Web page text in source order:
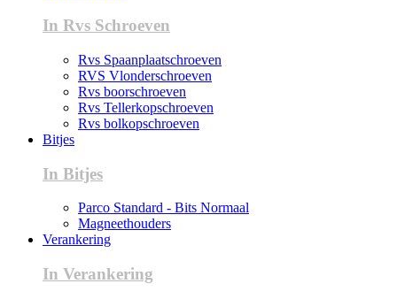
In Rvs Schroeven
Rvs Spaanplaatschroeven
RVS Vlonderschroeven
Rvs boorschroeven
Rvs Tellerkopschroeven
Rvs bolkopschroeven
Bitjes
In Bitjes
Parco Standard - Bits Normaal
Magneethouders
Verankering
In Verankering